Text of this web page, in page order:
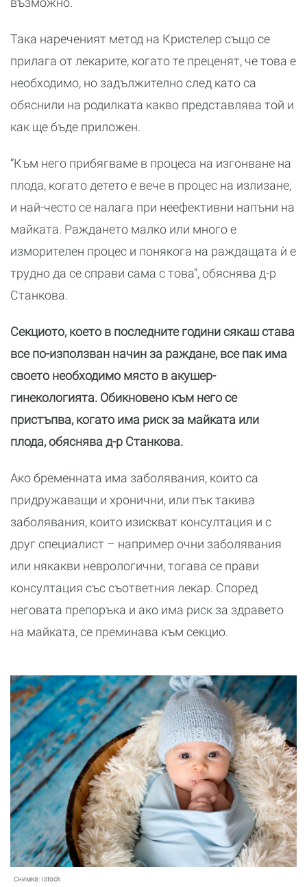
Така нареченият метод на Кристелер също се
прилага от лекарите, когато те преценят, че това е
необходимо, но задължително след като са
обяснили на родилката какво представлява той и
как ще бъде приложен.
“Към него прибягваме в процеса на изгонване на
плода, когато детето е вече в процес на излизане,
и най-често се налага при неефективни напъни на
майката. Раждането малко или много е
изморителен процес и понякога на раждащата ѝ е
трудно да се справи сама с това”, обяснява д-р
Станкова.
Секциото, което в последните години сякаш става
все по-използван начин за раждане, все пак има
своето необходимо място в акушер-
гинекологията. Обикновено към него се
пристъпва, когато има риск за майката или
плода, обяснява д-р Станкова.
Ако бременната има заболявания, които са
придружаващи и хронични, или пък такива
заболявания, които изискват консултация и с
друг специалист – например очни заболявания
или някакви неврологични, тогава се прави
консултация със съответния лекар. Според
неговата препоръка и ако има риск за здравето
на майката, се преминава към секцио.
Снимка: Istock